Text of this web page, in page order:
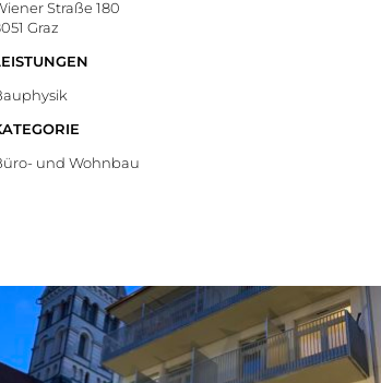
Straße 180
Graz
und Wohnbau